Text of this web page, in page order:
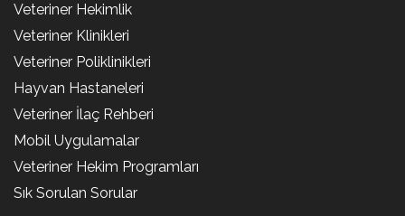
Veteriner Hekimlik
Veteriner Klinikleri
Veteriner Poliklinikleri
Hayvan Hastaneleri
Veteriner İlaç Rehberi
Mobil Uygulamalar
Veteriner Hekim Programları
Sık Sorulan Sorular